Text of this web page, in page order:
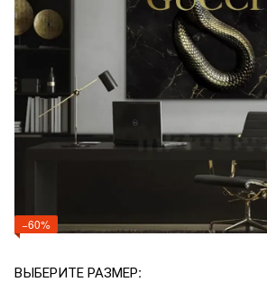
−60%
ВЫБЕРИТЕ РАЗМЕР: